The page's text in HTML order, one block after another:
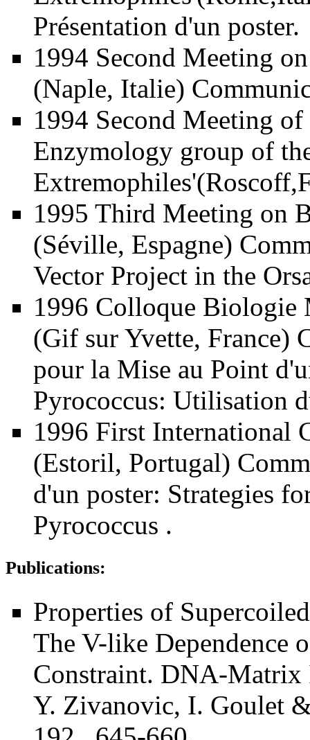
Présentation d'un poster.
1994 Second Meeting
(Naple, Italie)
1994 Second Meeting
Enzymology group of
1995 Third Meeting on
(Séville, Espagne)
Vector Project in the
1996 Colloque Biologie
(Gif sur Yvette, France)
pour la Mise au Point
Pyrococcus: Utilisation
1996 First International
(Estoril, Portugal)
d'un poster: Strategies
Pyrococcus .
Publications:
Properties of
The V-like
Constraint. DNA-Matrix
Y. Zivanovic, I. Goulet